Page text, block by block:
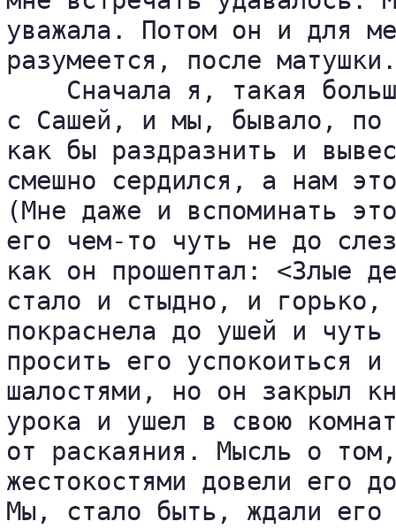
уважала. Потом он и для
разумеется, после матушки.
Сначала я, такая
с Сашей, и мы, бывало, по
как бы раздразнить и
смешно сердился, а нам
(Мне даже и вспоминать
его чем-то чуть не до
как он прошептал: <Злые
стало и стыдно, и
покраснела до ушей и
просить его успокоиться
шалостями, но он закрыл
урока и ушел в свою
от раскаяния. Мысль о
жестокостями довели его
Мы, стало быть, ждали